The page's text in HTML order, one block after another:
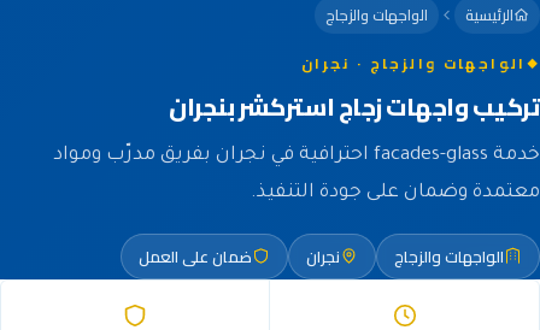
الرئيسية الواجهات والزجاج
الواجهات والزجاج · نجران
تركيب واجهات زجاج استركشر بنجران
خدمة facades-glass احترافية في نجران بفريق مدرّب ومواد
معتمدة وضمان على جودة التنفيذ.
الواجهات والزجاج نجران ضمان على العمل